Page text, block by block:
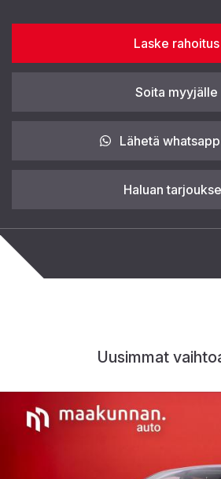
Laske rahoitus
Soita myyjälle
Lähetä
Haluan
Uusimmat